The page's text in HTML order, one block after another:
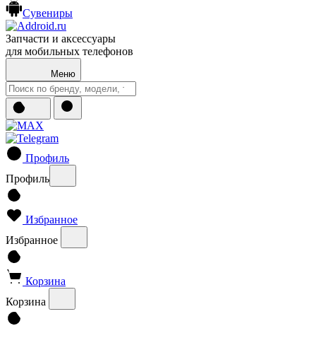
Сувениры
Запчасти и аксессуары
для мобильных телефонов
Меню
Профиль
Профиль
Избранное
Избранное
Корзина
Корзина